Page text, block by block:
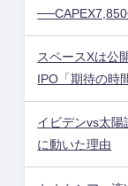
スペースXは公
IPO「期待の時
イビデンvs太
に動いた理由